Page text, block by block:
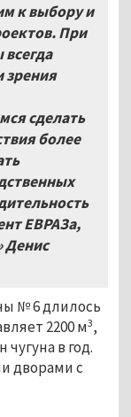
к выбору и
При
зрения
сделать
более
ЕВРАЗа,
Денис
№ 6 длилось
2200 м3,
чугуна в год.
дворами с